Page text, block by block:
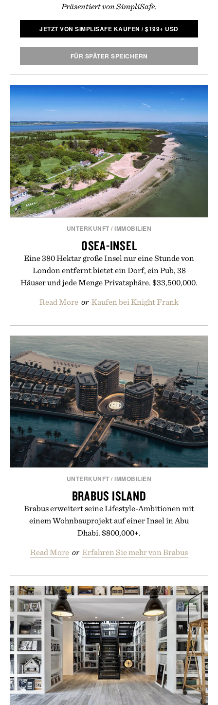
Präsentiert von SimpliSafe.
JETZT VON SIMPLISAFE KAUFEN /$199+ USD
FÜR SPÄTER SPEICHERN
UNTERKUNFT /IMMOBILIEN
OSEA-INSEL
Eine 380 Hektar große Insel nur eine Stunde von
London entfernt bietet ein Dorf, ein Pub, 38
Häuser und jede Menge Privatsphäre. $33,500,000.
Read More or Kaufen bei Knight Frank
UNTERKUNFT /IMMOBILIEN
BRABUS ISLAND
Brabus erweitert seine Lifestyle-Ambitionen mit
einem Wohnbauprojekt auf einer Insel in Abu
Dhabi. $800,000+.
Read More or Erfahren Sie mehr von Brabus